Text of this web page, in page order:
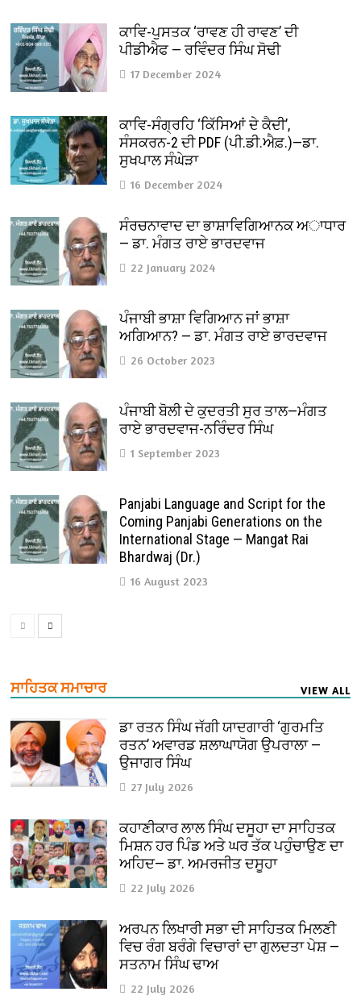
ਕਾਵਿ-ਪੁਸਤਕ ‘ਰਾਵਣ ਹੀ ਰਾਵਣ’ ਦੀ
ਪੀਡੀਐਫ — ਰਵਿੰਦਰ ਸਿੰਘ ਸੋਢੀ
17 December 2024
ਕਾਵਿ-ਸੰਗ੍ਰਹਿ ‘ਕਿੱਸਿਆਂ ਦੇ ਕੈਦੀ’,
ਸੰਸਕਰਨ-2 ਦੀ PDF (ਪੀ.ਡੀ.ਐਫ਼.)—ਡਾ.
ਸੁਖਪਾਲ ਸੰਘੇੜਾ
16 December 2024
ਸੰਰਚਨਾਵਾਦ ਦਾ ਭਾਸ਼ਾਵਿਗਿਆਨਕ ਅਾਧਾਰ
— ਡਾ. ਮੰਗਤ ਰਾਏ ਭਾਰਦਵਾਜ
22 January 2024
ਪੰਜਾਬੀ ਭਾਸ਼ਾ ਵਿਗਿਆਨ ਜਾਂ ਭਾਸ਼ਾ
ਅਗਿਆਨ? — ਡਾ. ਮੰਗਤ ਰਾਏ ਭਾਰਦਵਾਜ
26 October 2023
ਪੰਜਾਬੀ ਬੋਲੀ ਦੇ ਕੁਦਰਤੀ ਸੁਰ ਤਾਲ—ਮੰਗਤ
ਰਾਏ ਭਾਰਦਵਾਜ-ਨਰਿੰਦਰ ਸਿੰਘ
1 September 2023
Panjabi Language and Script for the
Coming Panjabi Generations on the
International Stage — Mangat Rai
Bhardwaj (Dr.)
16 August 2023
ਸਾਹਿਤਕ ਸਮਾਚਾਰ VIEW ALL
ਡਾ ਰਤਨ ਸਿੰਘ ਜੱਗੀ ਯਾਦਗਾਰੀ ‘ਗੁਰਮਤਿ
ਰਤਨ’ ਅਵਾਰਡ ਸ਼ਲਾਘਾਯੋਗ ਉਪਰਾਲਾ —
ਉਜਾਗਰ ਸਿੰਘ
27 July 2026
ਕਹਾਣੀਕਾਰ ਲਾਲ ਸਿੰਘ ਦਸੂਹਾ ਦਾ ਸਾਹਿਤਕ
ਮਿਸ਼ਨ ਹਰ ਪਿੰਡ ਅਤੇ ਘਰ ਤੱਕ ਪਹੁੰਚਾਉਣ ਦਾ
ਅਹਿਦ— ਡਾ. ਅਮਰਜੀਤ ਦਸੂਹਾ
22 July 2026
ਅਰਪਨ ਲਿਖਾਰੀ ਸਭਾ ਦੀ ਸਾਹਿਤਕ ਮਿਲਣੀ
ਵਿਚ ਰੰਗ ਬਰੰਗੇ ਵਿਚਾਰਾਂ ਦਾ ਗੁਲਦਤਾ ਪੇਸ਼ —
ਸਤਨਾਮ ਸਿੰਘ ਢਾਅ
22 July 2026